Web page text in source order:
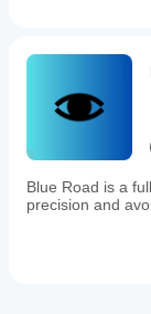
dati storici di
cTrader
Windows e
file
ottimizzazione
fornito.
performance
su ogni
conto?
performance
variare a
seconda
Blue Road is a
precision and